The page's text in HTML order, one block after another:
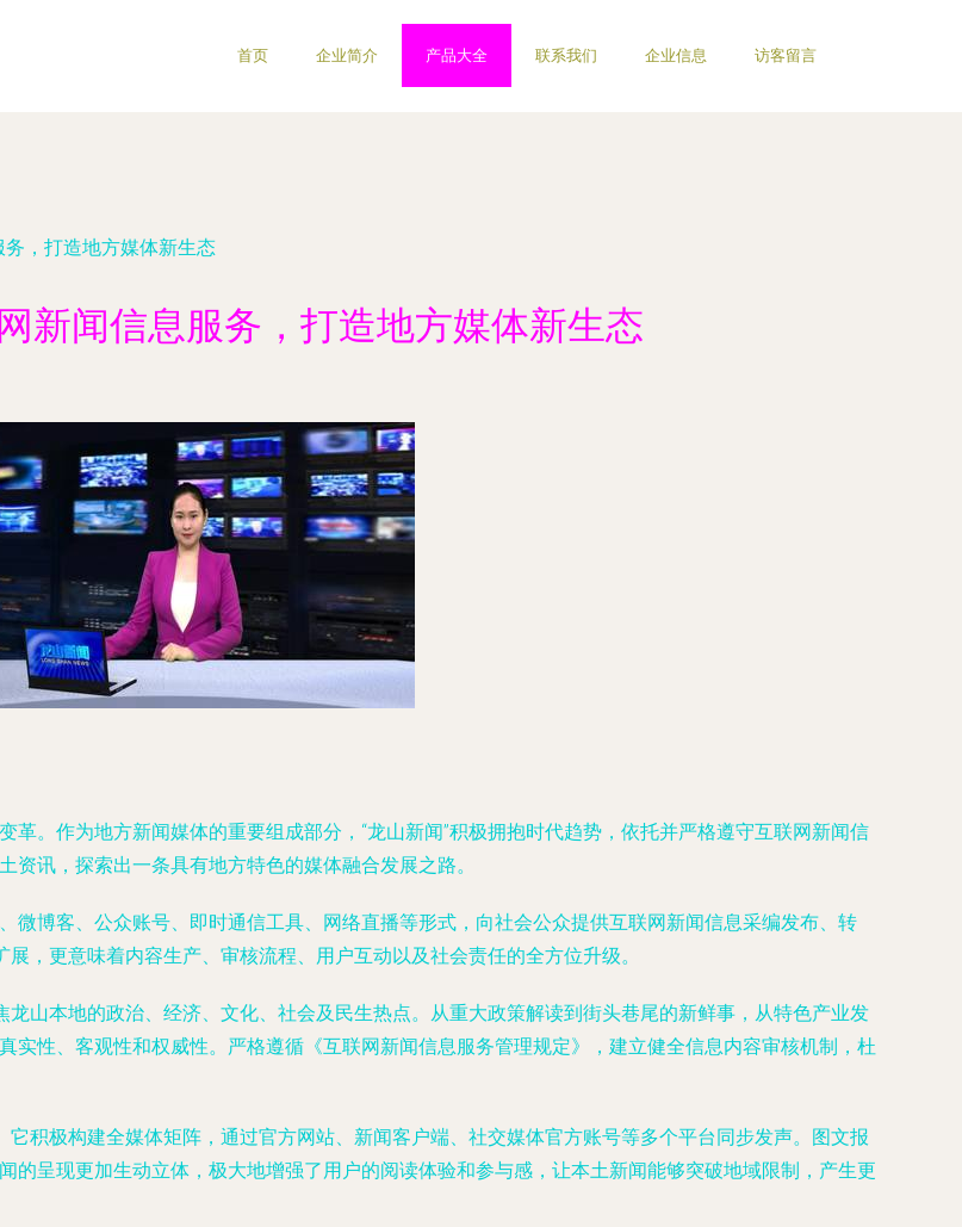
首页 企业简介 产品大全 联系我们 企业信息 访客留言
，打造地方媒体新生态
新闻信息服务，打造地方媒体新生态
。作为地方新闻媒体的重要组成部分，“龙山新闻”积极拥抱时代趋势，依托并严格遵守互联网新闻信
讯，探索出一条具有地方特色的媒体融合发展之路。
微博客、公众账号、即时通信工具、网络直播等形式，向社会公众提供互联网新闻信息采编发布、转
，更意味着内容生产、审核流程、用户互动以及社会责任的全方位升级。
山本地的政治、经济、文化、社会及民生热点。从重大政策解读到街头巷尾的新鲜事，从特色产业发
实性、客观性和权威性。严格遵循《互联网新闻信息服务管理规定》，建立健全信息内容审核机制，杜
积极构建全媒体矩阵，通过官方网站、新闻客户端、社交媒体官方账号等多个平台同步发声。图文报
呈现更加生动立体，极大地增强了用户的阅读体验和参与感，让本土新闻能够突破地域限制，产生更